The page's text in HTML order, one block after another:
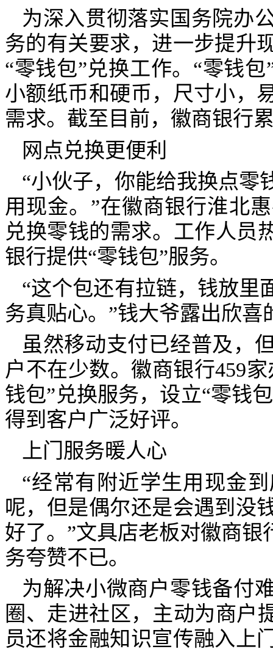
为深入贯彻落实国务院办
务的有关要求，进一步提升
“零钱包”兑换工作。“零钱
小额纸币和硬币，尺寸小，
需求。截至目前，徽商银行
网点兑换更便利
“小伙子，你能给我换点零
用现金。”在徽商银行淮北
兑换零钱的需求。工作人员
银行提供“零钱包”服务。
“这个包还有拉链，钱放里
务真贴心。”钱大爷露出欣喜
虽然移动支付已经普及，
户不在少数。徽商银行459
钱包”兑换服务，设立“零钱
得到客户广泛好评。
上门服务暖人心
“经常有附近学生用现金
呢，但是偶尔还是会遇到没
好了。”文具店老板对徽商银
务夸赞不已。
为解决小微商户零钱备付
圈、走进社区，主动为商户
员还将金融知识宣传融入上